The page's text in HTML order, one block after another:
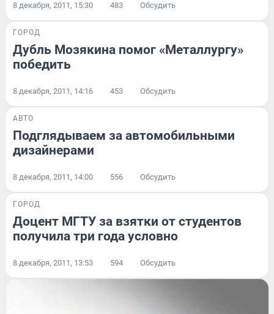
8 декабря, 2011, 15:30 483 Обсудить
ГОРОД
Дубль Мозякина помог «Металлургу»
победить
8 декабря, 2011, 14:16 453 Обсудить
АВТО
Подглядываем за автомобильными
дизайнерами
8 декабря, 2011, 14:00 556 Обсудить
ГОРОД
Доцент МГТУ за взятки от студентов
получила три года условно
8 декабря, 2011, 13:53 594 Обсудить